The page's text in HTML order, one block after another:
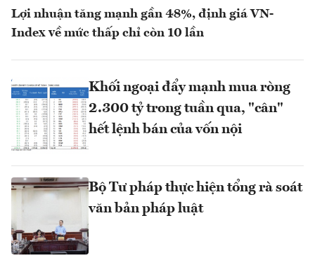
Lợi nhuận tăng mạnh gần 48%, định giá VN-
Index về mức thấp chỉ còn 10 lần
Khối ngoại đẩy mạnh mua ròng
2.300 tỷ trong tuần qua, "cân"
hết lệnh bán của vốn nội
Bộ Tư pháp thực hiện tổng rà soát
văn bản pháp luật